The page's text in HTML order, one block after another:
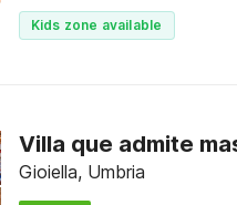
Kids zone available
Villa que admite
Gioiella, Umbria